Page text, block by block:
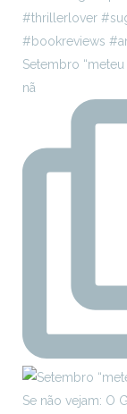
Setembro “meteu
nã